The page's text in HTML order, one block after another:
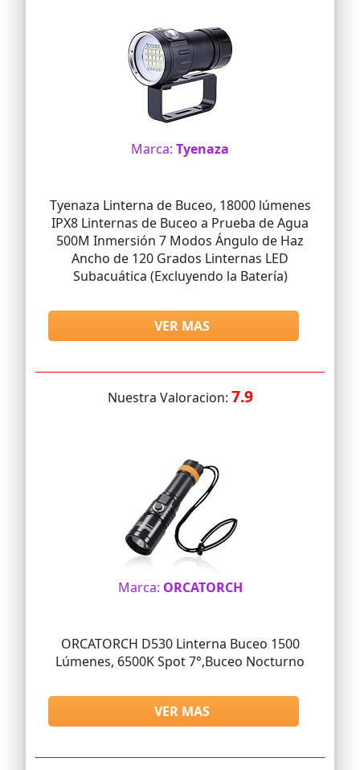
90 días MONEY BACK GUARANTEE.
Marca: Tyenaza
Tyenaza Linterna de Buceo, 18000 lúmenes
IPX8 Linternas de Buceo a Prueba de Agua
500M Inmersión 7 Modos Ángulo de Haz
Ancho de 120 Grados Linternas LED
Subacuática (Excluyendo la Batería)
VER MAS
Nuestra Valoracion: 7.9
Marca: ORCATORCH
ORCATORCH D530 Linterna Buceo 1500
Lúmenes, 6500K Spot 7°,Buceo Nocturno
VER MAS